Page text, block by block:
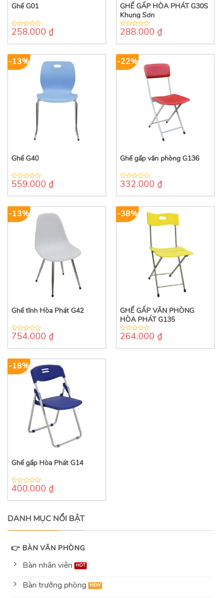
Ghế G01
0
of
258.000 ₫
GHẾ GẤP HÒA PHÁT G30S
Khung Sơn
0
of
288.000 ₫
-13%
Ghế G40
0
of
559.000 ₫
-22%
Ghế gấp văn phòng G136
0
of
332.000 ₫
-13%
Ghế tĩnh Hòa Phát G42
0
of
754.000 ₫
-38%
GHẾ GẤP VĂN PHÒNG
HÒA PHÁT G135
0
of
264.000 ₫
-18%
Ghế gấp Hòa Phát G14
0
of
400.000 ₫
DANH MỤC NỔI BẬT
👉 BÀN VĂN PHÒNG
Bàn nhân viên
Bàn trưởng phòng